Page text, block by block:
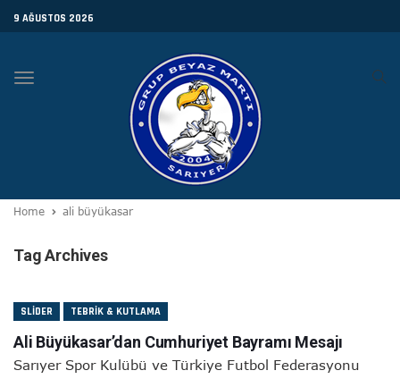
9 AĞUSTOS 2026
Toggle
Home ali büyükasar
Tag Archives
SLIDER TEBRIK & KUTLAMA
Ali Büyükasar’dan Cumhuriyet Bayramı Mesajı
Sarıyer Spor Kulübü ve Türkiye Futbol Federasyonu